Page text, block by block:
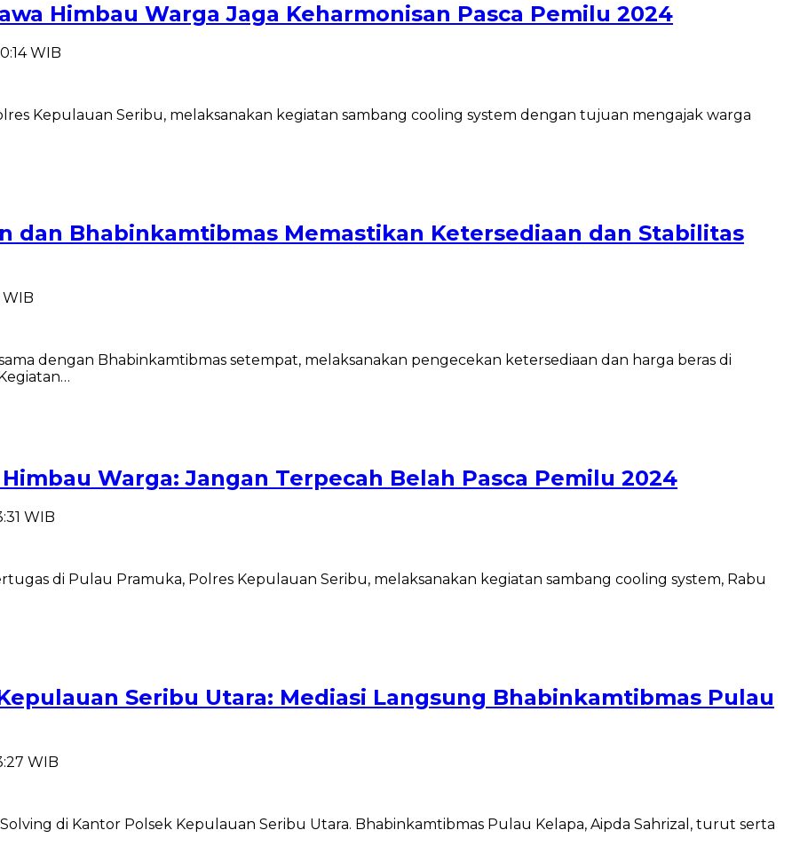
Himbau Warga Jaga Keharmonisan Pasca Pemilu 2024
WIB
Kepulauan Seribu, melaksanakan kegiatan sambang cooling system dengan tujuan mengajak warga
dan Bhabinkamtibmas Memastikan Ketersediaan dan Stabilitas
WIB
dengan Bhabinkamtibmas setempat, melaksanakan pengecekan ketersediaan dan harga beras di
Warga: Jangan Terpecah Belah Pasca Pemilu 2024
WIB
di Pulau Pramuka, Polres Kepulauan Seribu, melaksanakan kegiatan sambang cooling system, Rabu
Seribu Utara: Mediasi Langsung Bhabinkamtibmas Pulau
WIB
di Kantor Polsek Kepulauan Seribu Utara. Bhabinkamtibmas Pulau Kelapa, Aipda Sahrizal, turut serta